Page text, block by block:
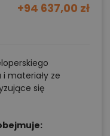
+94 637,00 zł
materiały ze
się